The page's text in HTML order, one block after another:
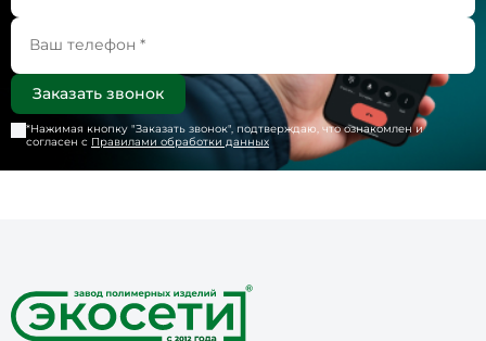
*Нажимая кнопку "Заказать звонок", подтверждаю, что ознакомлен и
согласен с Правилами обработки данных